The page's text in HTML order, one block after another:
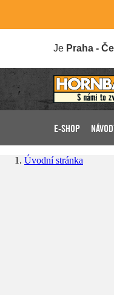
Je Praha -
E-SHOP
Úvodní stránka